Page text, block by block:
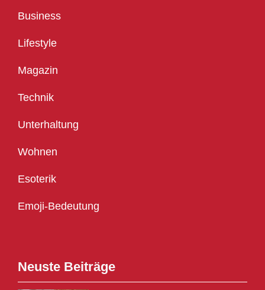
Business
Lifestyle
Magazin
Technik
Unterhaltung
Wohnen
Esoterik
Emoji-Bedeutung
Neuste Beiträge